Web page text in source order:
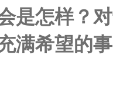
是怎样？
希望的事